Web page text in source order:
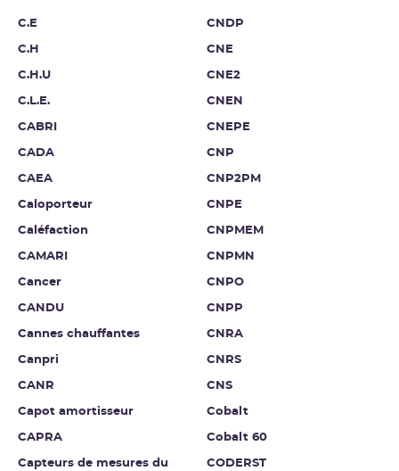
C.E
C.H
C.H.U
C.L.E.
CABRI
CADA
CAEA
Caloporteur
Caléfaction
CAMARI
Cancer
CANDU
Cannes chauffantes
Canpri
CANR
Capot amortisseur
CAPRA
Capteurs de mesures du
CNDP
CNE
CNE2
CNEN
CNEPE
CNP
CNP2PM
CNPE
CNPMEM
CNPMN
CNPO
CNPP
CNRA
CNRS
CNS
Cobalt
Cobalt 60
CODERST